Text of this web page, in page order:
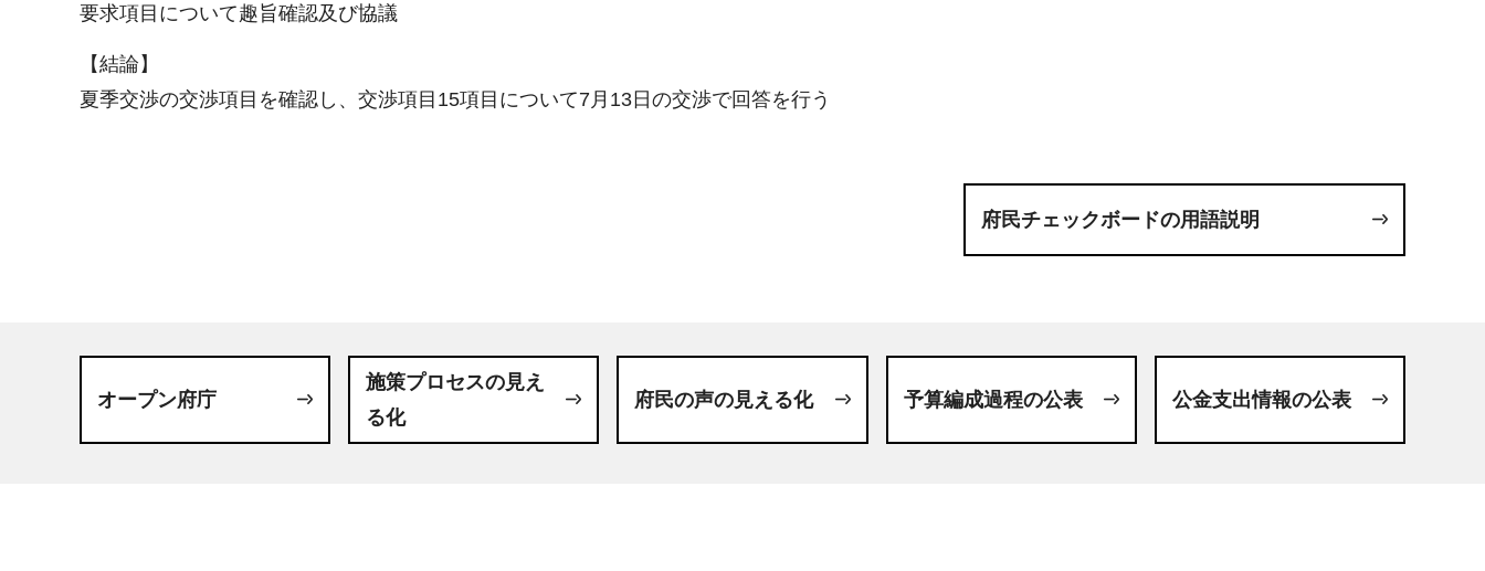
要求項目について趣旨確認及び協議
【結論】
夏季交渉の交渉項目を確認し、交渉項目15項目について7月13日の交渉で回答を行う
府民チェックボードの用語説明
オープン府庁
施策プロセスの見え
る化
府民の声の見える化 予算編成過程の公表 公金支出情報の公表